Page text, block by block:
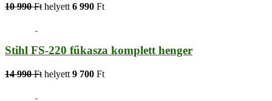
10 990 Ft helyett 6 990 Ft
Stihl FS-220 fűkasza komplett henger
14 990 Ft helyett 9 700 Ft